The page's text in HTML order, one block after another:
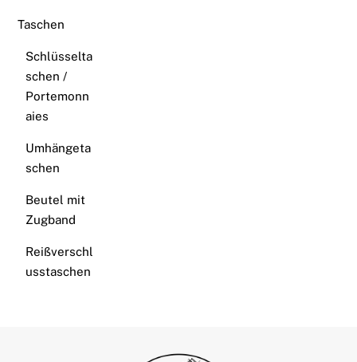
Taschen
Schlüsselta
schen /
Portemonn
aies
Umhängeta
schen
Beutel mit
Zugband
Reißverschl
usstaschen